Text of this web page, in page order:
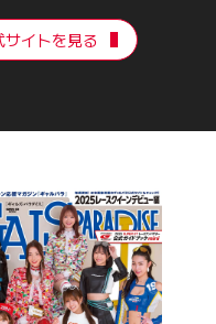
イトを見る